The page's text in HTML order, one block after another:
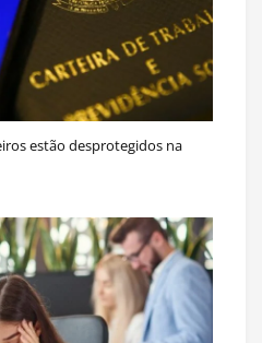
estão desprotegidos na